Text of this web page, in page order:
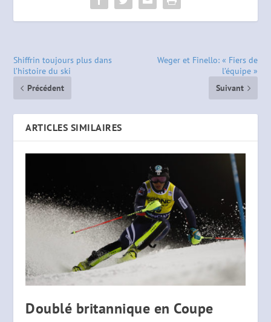
Shiffrin toujours plus dans
l’histoire du ski
Précédent
Weger et Finello: « Fiers de
l’équipe »
Suivant
ARTICLES SIMILAIRES
Doublé britannique en Coupe